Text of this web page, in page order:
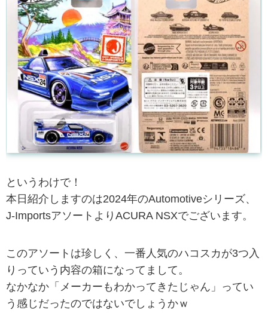
というわけで！
本日紹介しますのは2024年のAutomotiveシリーズ、
J-ImportsアソートよりACURA NSXでございます。
このアソートは珍しく、一番人気のハコスカが3つ入
りっていう内容の箱になってまして。
なかなか「メーカーもわかってきたじゃん」ってい
う感じだったのではないでしょうかｗ